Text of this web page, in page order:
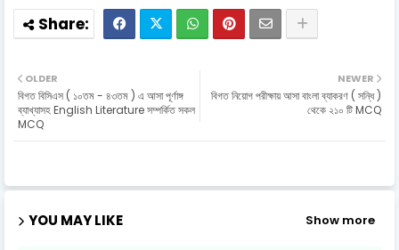
NEWER
বিগত নিয়োগ পরীক্ষায় আসা বাংলা ব্যাকরণ ( সন্ধি )
থেকে ২১০ টি MCQ
OLDER
বিগত বিসিএস ( ১০তম - ৪৩তম ) এ আসা পূর্ণাঙ্গ
ব্যাখ্যাসহ English Literature সম্পর্কিত সকল
MCQ
YOU MAY LIKE Show more